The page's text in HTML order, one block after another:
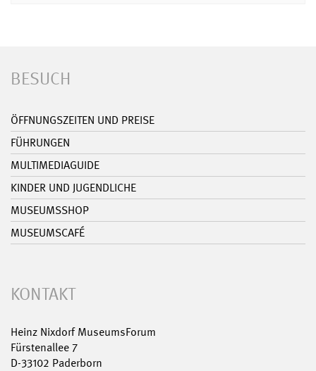
BESUCH
ÖFFNUNGSZEITEN UND PREISE
FÜHRUNGEN
MULTIMEDIAGUIDE
KINDER UND JUGENDLICHE
MUSEUMSSHOP
MUSEUMSCAFÉ
KONTAKT
Heinz Nixdorf MuseumsForum
Fürstenallee 7
D-33102 Paderborn